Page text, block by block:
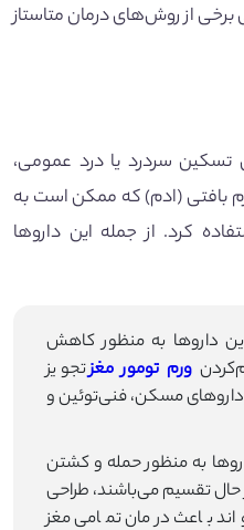
از روش‌های درمان متاستاز
تسکین سردرد یا درد عمومی،
بافتی (ادم) که ممکن است به
کرد. از جمله این داروها
داروها به منظور کاهش
ورم تومور مغزتجویز
داروهای مسکن، فنی‌توئین و
به منظور حمله و کشتن
تقسیم می‌باشند، طراحی
باعث درمان تمامی مغز